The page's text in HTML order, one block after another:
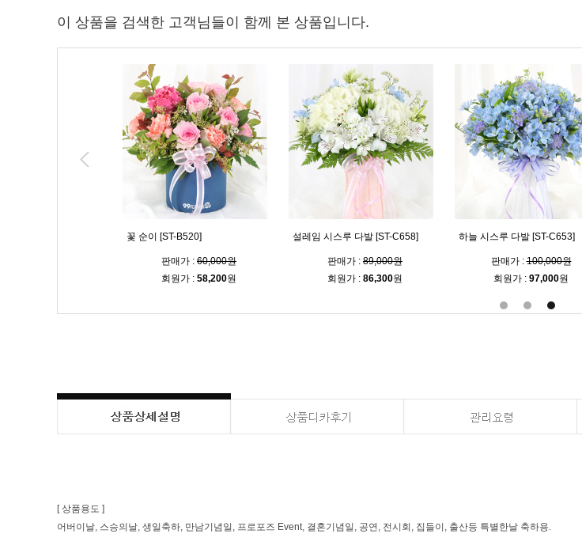
이 상품을 검색한 고객님들이 함께 본 상품입니다.
꽃 순이 [ST-B520]
판매가 : 60,000원
회원가 : 58,200원
설레임 시스루 다발 [ST-C658]
판매가 : 89,000원
회원가 : 86,300원
하늘 시스루 다발 [ST-C653]
판매가 :100,000원
회원가 : 97,000원
[ 상품용도 ]
어버이날, 스승의날, 생일축하, 만남기념일, 프로포즈 Event, 결혼기념일, 공연, 전시회, 집들이, 출산등 특별한날 축하용.